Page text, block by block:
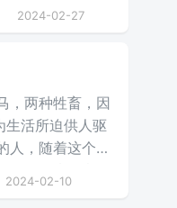
2024-02-27
，两种牲畜，因
生活所迫供人驱
人，随着这个梗
很强的嘲讽意
用这个梗来调侃
2024-02-10